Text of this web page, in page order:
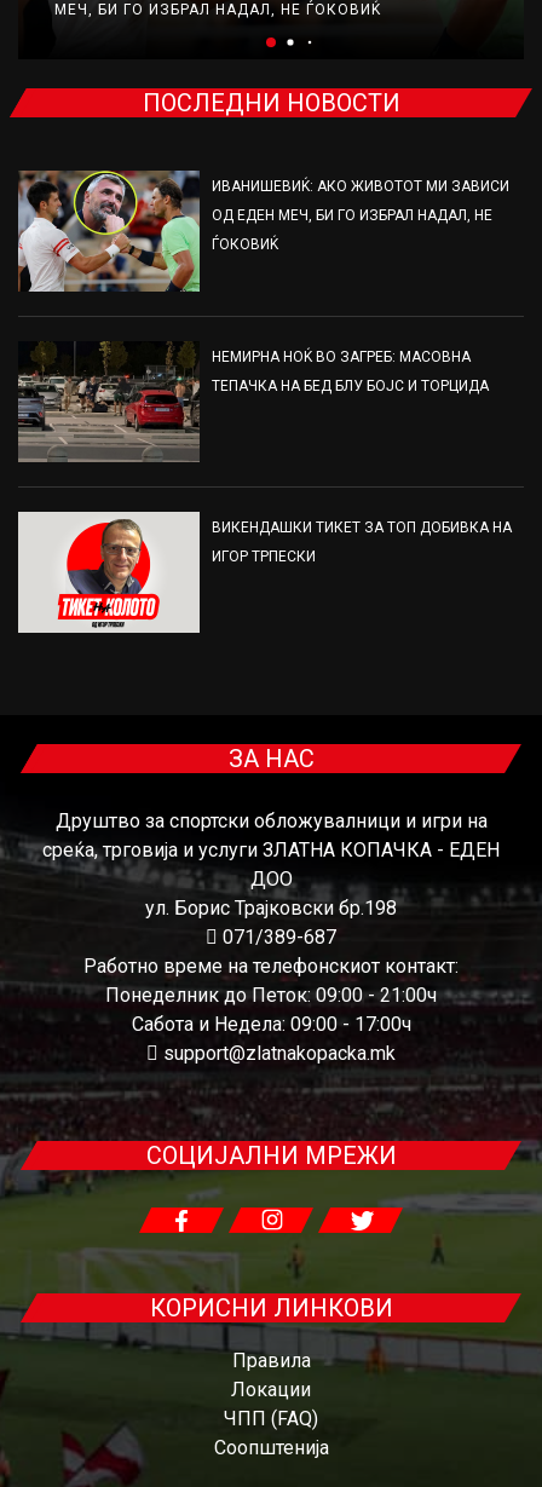
МЕЧ, БИ ГО ИЗБРАЛ НАДАЛ, НЕ ЃОКОВИЌ
ПОСЛЕДНИ НОВОСТИ
ИВАНИШЕВИЌ: АКО ЖИВОТОТ МИ ЗАВИСИ
ОД ЕДЕН МЕЧ, БИ ГО ИЗБРАЛ НАДАЛ, НЕ
ЃОКОВИЌ
НЕМИРНА НОЌ ВО ЗАГРЕБ: МАСОВНА
ТЕПАЧКА НА БЕД БЛУ БОЈС И ТОРЦИДА
ВИКЕНДАШКИ ТИКЕТ ЗА ТОП ДОБИВКА НА
ИГОР ТРПЕСКИ
ЗА НАС
Друштво за спортски обложувалници и игри на
среќа, трговија и услуги ЗЛАТНА КОПАЧКА - ЕДЕН
ДОО
ул. Борис Трајковски бр.198
071/389-687
Работно време на телефонскиот контакт:
Понеделник до Петок: 09:00 - 21:00ч
Сабота и Недела: 09:00 - 17:00ч
support@zlatnakopacka.mk
СОЦИЈАЛНИ МРЕЖИ
КОРИСНИ ЛИНКОВИ
Правила
Локации
ЧПП (FAQ)
Соопштенија